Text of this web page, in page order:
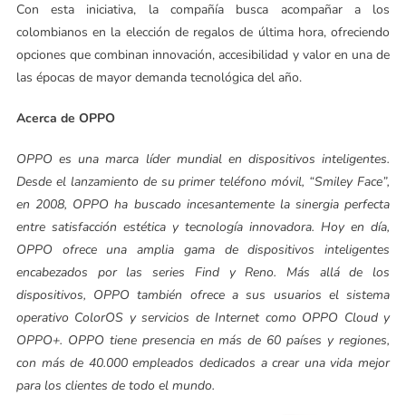
Con esta iniciativa, la compañía busca acompañar a los
colombianos en la elección de regalos de última hora, ofreciendo
opciones que combinan innovación, accesibilidad y valor en una de
las épocas de mayor demanda tecnológica del año.
Acerca de OPPO
OPPO es una marca líder mundial en dispositivos inteligentes.
Desde el lanzamiento de su primer teléfono móvil, “Smiley Face”,
en 2008, OPPO ha buscado incesantemente la sinergia perfecta
entre satisfacción estética y tecnología innovadora. Hoy en día,
OPPO ofrece una amplia gama de dispositivos inteligentes
encabezados por las series Find y Reno. Más allá de los
dispositivos, OPPO también ofrece a sus usuarios el sistema
operativo ColorOS y servicios de Internet como OPPO Cloud y
OPPO+. OPPO tiene presencia en más de 60 países y regiones,
con más de 40.000 empleados dedicados a crear una vida mejor
para los clientes de todo el mundo.